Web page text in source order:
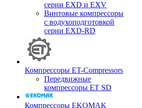
серии EXD и EXV
Винтовые компрессоры
с водухоподготовкой
серии EXD-RD
Компрессоры ET-Compressors
Передвижные
компрессоры ET SD
Компрессоры EKOMAK